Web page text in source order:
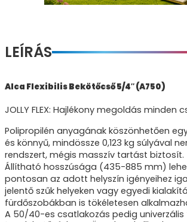
LEÍRÁS
Alca Flexibilis Bekötőcső 5/4″ (A750)
JOLLY FLEX: Hajlékony megoldás minden
Polipropilén anyagának köszönhetően
és könnyű, mindössze 0,123 kg súlyával
rendszert, mégis masszív tartást biztosít.
Állítható hosszúsága (435-885 mm)
pontosan az adott helyszín igényeihez
jelentő szűk helyeken vagy egyedi
fürdőszobákban is tökéletesen
A 50/40-es csatlakozás pedig